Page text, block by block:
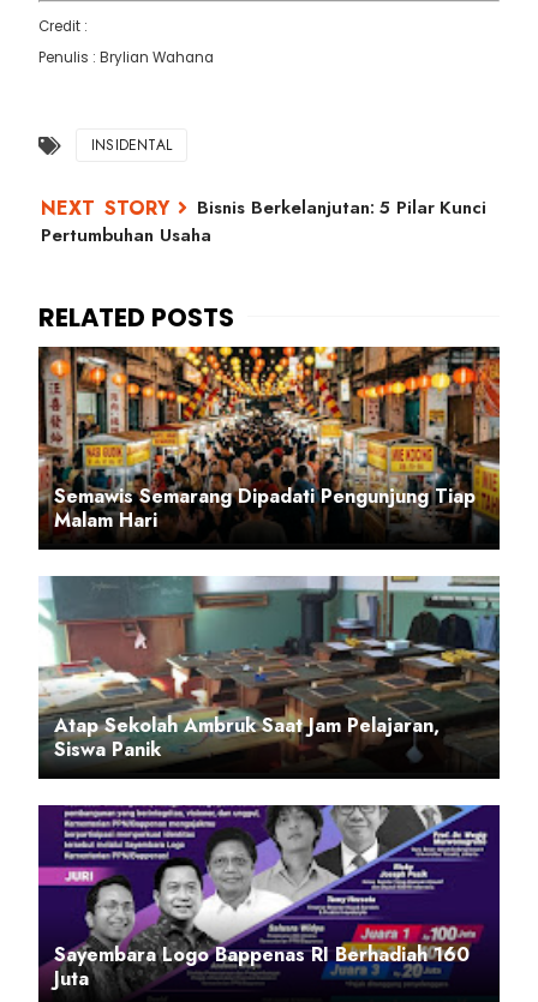
Credit :
Penulis : Brylian Wahana
INSIDENTAL
Bisnis Berkelanjutan: 5 Pilar Kunci
Pertumbuhan Usaha
Semawis Semarang Dipadati Pengunjung Tiap
Malam Hari
Atap Sekolah Ambruk Saat Jam Pelajaran,
Siswa Panik
Sayembara Logo Bappenas RI Berhadiah 160
Juta